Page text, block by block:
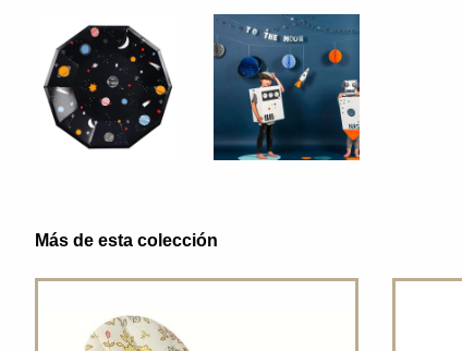
Más de esta colección